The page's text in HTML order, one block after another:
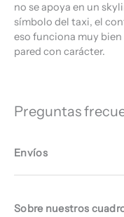
no se apoya en un
símbolo del taxi, el
eso funciona muy
pared con carácter.
Preguntas
Envíos
Sobre nuestros